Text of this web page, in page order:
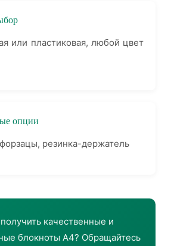
или пластиковая, любой цвет
опции
резинка-держатель
качественные и
блокноты А4? Обращайтесь